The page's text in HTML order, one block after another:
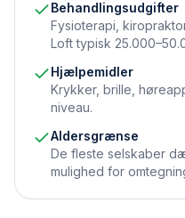
Behandlingsudgifter
Fysioterapi,
Loft typisk
Hjælpemidler
Krykker, brille,
niveau.
Aldersgrænse
De fleste selskaber
mulighed for